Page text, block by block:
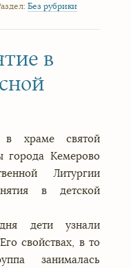
Без рубрики
в
храме святой
города Кемерово
Литургии
в детской
дети узнали
свойствах, в то
занималась